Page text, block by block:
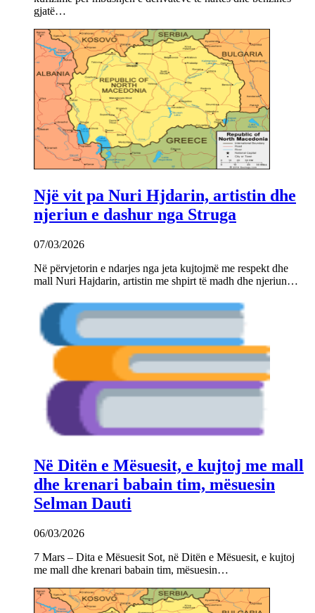
gjatë…
Një vit pa Nuri Hjdarin, artistin dhe
njeriun e dashur nga Struga
07/03/2026
Në përvjetorin e ndarjes nga jeta kujtojmë me respekt dhe
mall Nuri Hajdarin, artistin me shpirt të madh dhe njeriun…
Në Ditën e Mësuesit, e kujtoj me mall
dhe krenari babain tim, mësuesin
Selman Dauti
06/03/2026
7 Mars – Dita e Mësuesit Sot, në Ditën e Mësuesit, e kujtoj
me mall dhe krenari babain tim, mësuesin…